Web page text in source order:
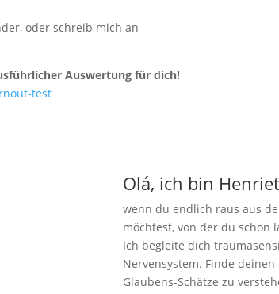
oder schreib mich an
Auswertung für dich!
test
Olá, ich bin
wenn du endlich raus aus
möchtest, von der du schon
Ich begleite dich
Nervensystem. Finde
Glaubens-Schätze zu